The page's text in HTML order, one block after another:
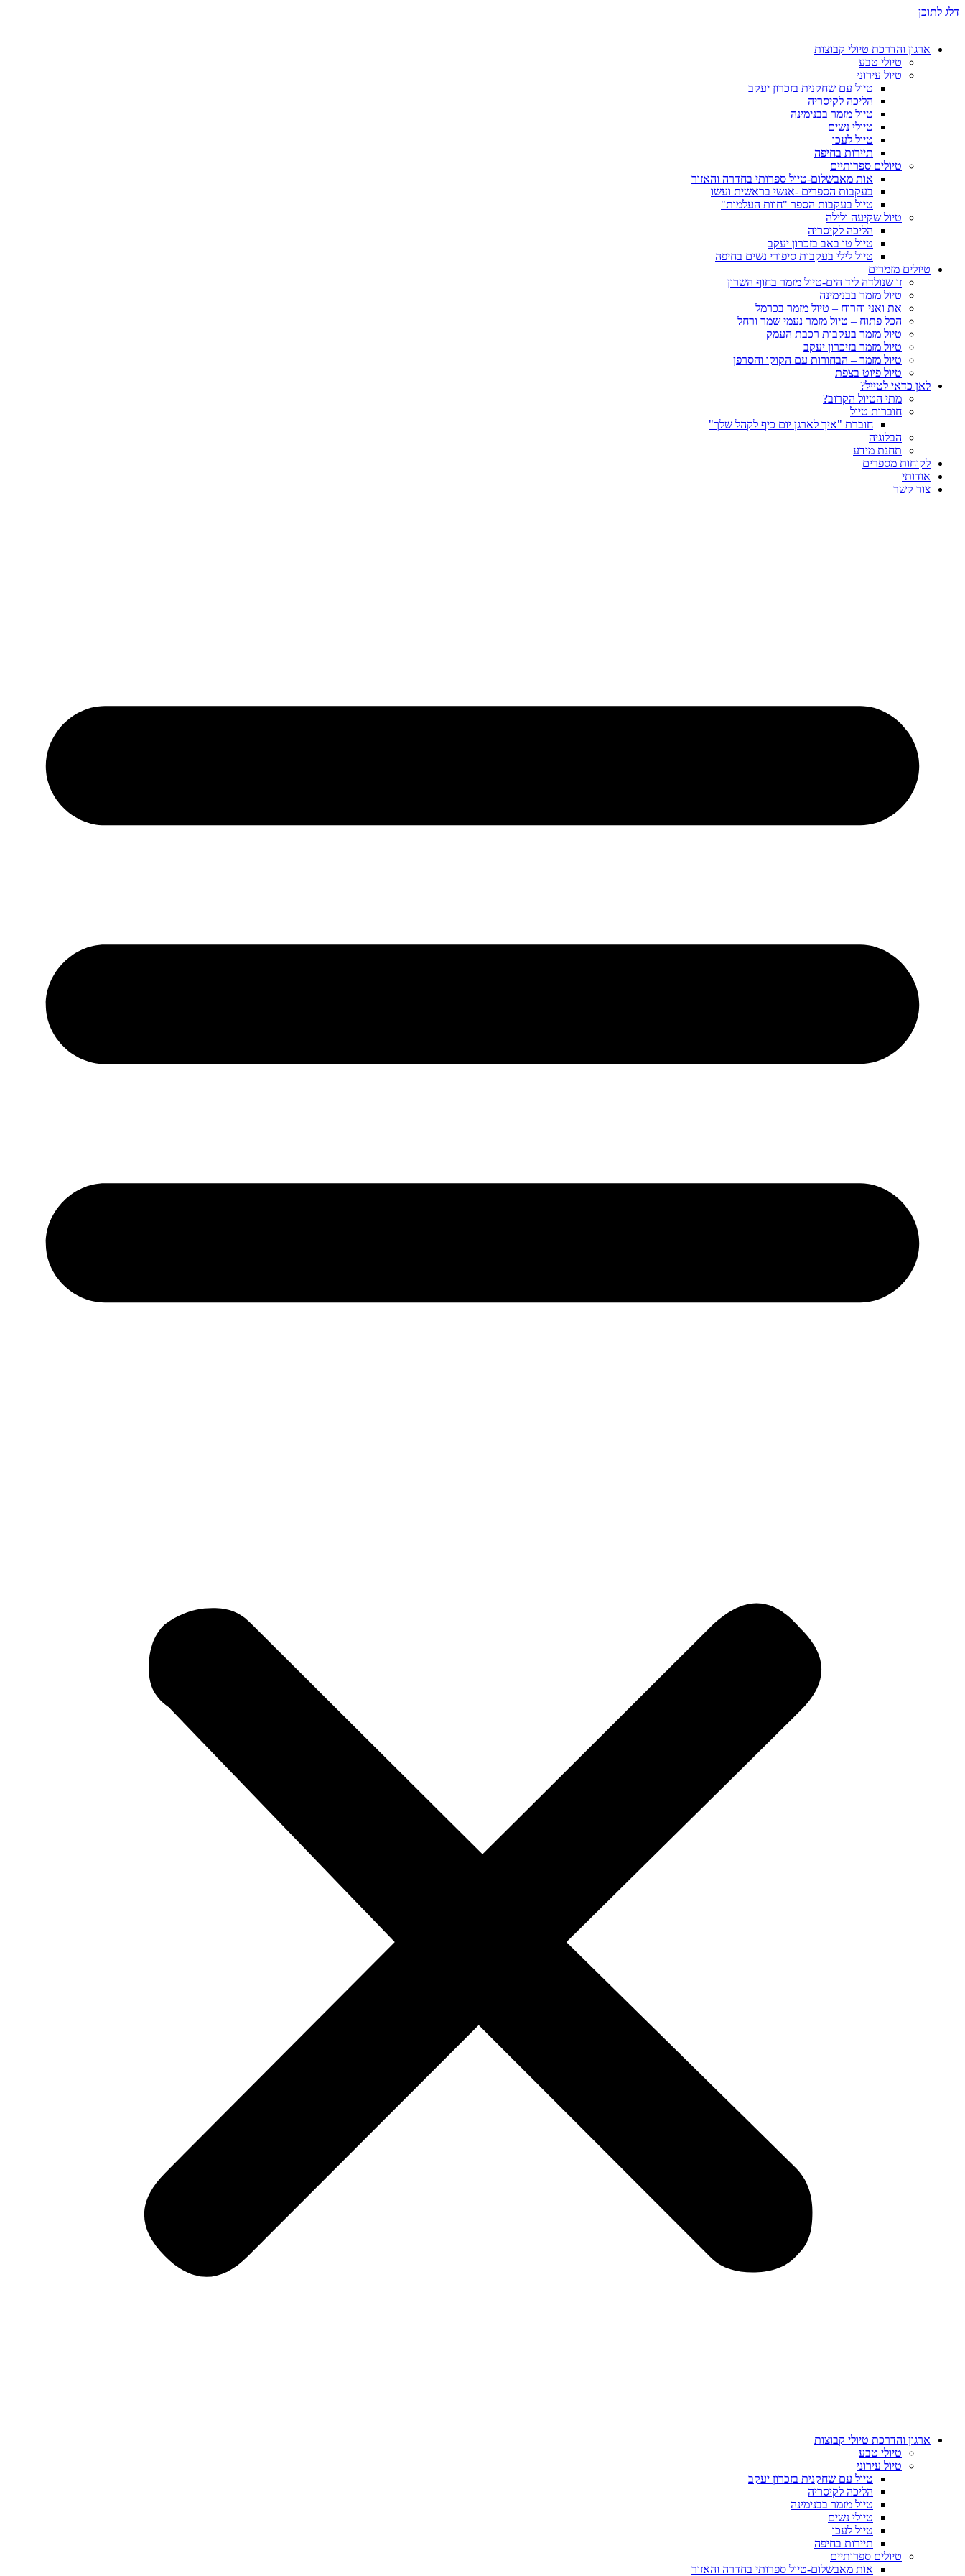
דלג לתוכן
ארגון והדרכת טיולי קבוצות
טיולי טבע
טיול עירוני
טיול עם שחקנית בזכרון יעקב
הליכה לקיסריה
טיול מזמר בבנימינה
טיולי נשים
טיול לעכו
תיירות בחיפה
טיולים ספרותיים
אות מאבשלום-טיול ספרותי בחדרה והאזור
בעקבות הספרים -אנשי בראשית ועשו
טיול בעקבות הספר "חוות העלמות"
טיול שקיעה ולילה
הליכה לקיסריה
טיול טו באב בזכרון יעקב
טיול לילי בעקבות סיפורי נשים בחיפה
טיולים מזמרים
זו שנולדה ליד הים-טיול מזמר בחוף השרון
טיול מזמר בבנימינה
את ואני והרוח – טיול מזמר בכרמל
הכל פתוח – טיול מזמר נעמי שמר ורחל
טיול מזמר בעקבות רכבת העמק
טיול מזמר בזיכרון יעקב
טיול מזמר – הבחורות עם הקוקו והסרפן
טיול פיוט בצפת
לאן כדאי לטייל?
מתי הטיול הקרוב?
חוברות טיול
חוברת "איך לארגן יום כיף לקהל שלך"
הבלוגיה
תחנת מידע
לקוחות מספרים
אודותי
צור קשר
ארגון והדרכת טיולי קבוצות
טיולי טבע
טיול עירוני
טיול עם שחקנית בזכרון יעקב
הליכה לקיסריה
טיול מזמר בבנימינה
טיולי נשים
טיול לעכו
תיירות בחיפה
טיולים ספרותיים
אות מאבשלום-טיול ספרותי בחדרה והאזור